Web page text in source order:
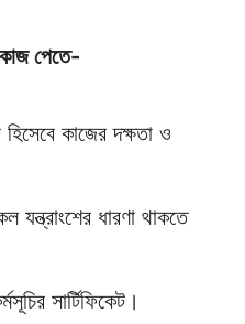
পেতে-
কাজের দক্ষতা ও
ধারণা থাকতে
সার্টিফিকেট।